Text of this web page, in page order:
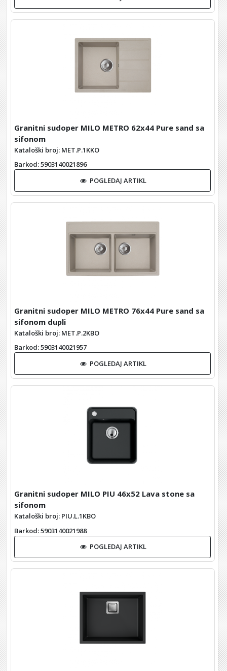
Granitni sudoper MILO METRO 62x44 Pure sand sa
sifonom
Kataloški broj: MET.P.1KKO
Barkod: 5903140021896
POGLEDAJ ARTIKL
Granitni sudoper MILO METRO 76x44 Pure sand sa
sifonom dupli
Kataloški broj: MET.P.2KBO
Barkod: 5903140021957
POGLEDAJ ARTIKL
Granitni sudoper MILO PIU 46x52 Lava stone sa
sifonom
Kataloški broj: PIU.L.1KBO
Barkod: 5903140021988
POGLEDAJ ARTIKL